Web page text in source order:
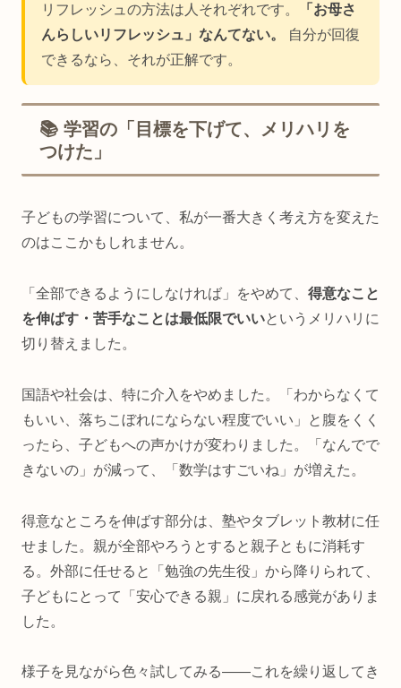
リフレッシュの方法は人それぞれです。
「お母さ
んらしいリフレッシュ」なんてない。
自分が回復
できるなら、それが正解です。
📚 学習の「目標を下げて、メリハリを
つけた」
子どもの学習について、私が一番大きく考え方を変えた
のはここかもしれません。
「全部できるようにしなければ」をやめて、 得意なこと
を伸ばす・苦手なことは最低限でいいというメリハリに
切り替えました。
国語や社会は、特に介入をやめました。「わからなくて
もいい、落ちこぼれにならない程度でいい」と腹をくく
ったら、子どもへの声かけが変わりました。「なんでで
きないの」が減って、「数学はすごいね」が増えた。
得意なところを伸ばす部分は、塾やタブレット教材に任
せました。親が全部やろうとすると親子ともに消耗す
る。外部に任せると「勉強の先生役」から降りられて、
子どもにとって「安心できる親」に戻れる感覚がありま
した。
様子を見ながら色々試してみる——これを繰り返してき